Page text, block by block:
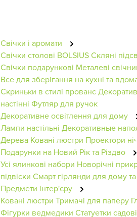
Свічки і аромати
Свічки столові BOLSIUSСкляні
Свічки подарункові Металеві
Все для зберігання на кухні та
Скриньки в стилі прованс
настінні Футляр для ручок
Декоративне освітлення для дому
Лампи настільні Декоративные
Дерева Ковані люстри Проектори
Подарунки на Новий Рік та Різдво
Усі ялинкові набори Новорічні
підвіски Смарт гірлянди для дому
Предмети інтер'єру
Ковані люстри Тримачі для паперу
Фігурки ведмедики Статуетки садові